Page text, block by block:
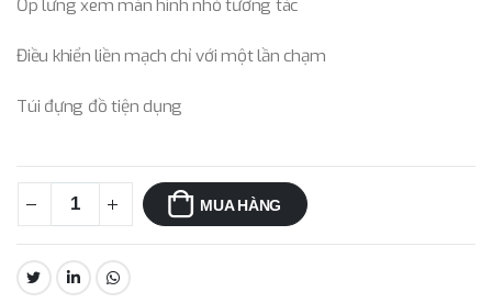
Ốp lưng xem màn hình nhỏ tương tác
Điều khiển liền mạch chỉ với một lần chạm
Túi đựng đồ tiện dụng
MUA HÀNG
CHIA SẺ: